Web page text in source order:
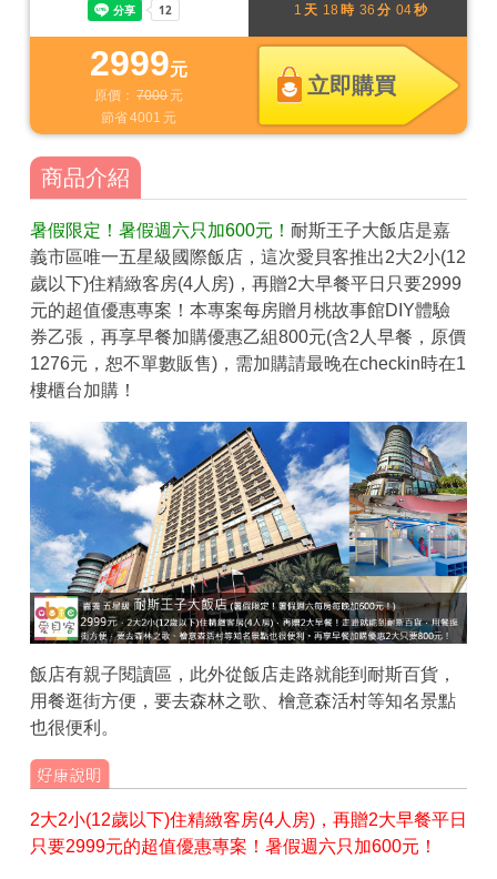
2999元
原價： 7000元
節省4001 元
立即購買
1 天 18 時 36 分 02秒
商品介紹
暑假限定！暑假週六只加600元！ 耐斯王子大飯店是嘉
義市區唯一五星級國際飯店，這次愛貝客推出2大2小(12
歲以下)住精緻客房(4人房)，再贈2大早餐平日只要2999
元的超值優惠專案！本專案每房贈月桃故事館DIY體驗
券乙張，再享早餐加購優惠乙組800元(含2人早餐，原價
1276元，恕不單數販售)，需加購請最晚在checkin時在1
樓櫃台加購！
飯店有親子閱讀區，此外從飯店走路就能到耐斯百貨，
用餐逛街方便，要去森林之歌、檜意森活村等知名景點
也很便利。
2大2小(12歲以下)住精緻客房(4人房)，再贈2大早餐平日
只要2999元的超值優惠專案！暑假週六只加600元！